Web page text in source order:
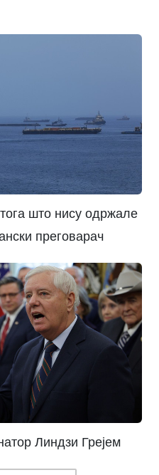
што нису одржале
преговарач
Линдзи Грејем